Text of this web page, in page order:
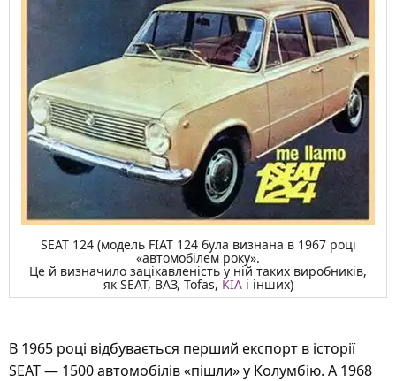
SEAT 124 (модель FIAT 124 була визнана в 1967 році
«автомобілем року».
Це й визначило зацікавленість у ній таких виробників,
як SEAT, ВАЗ, Tofas, KIAі інших)
В 1965 році відбувається перший експорт в історії
SEAT — 1500 автомобілів «пішли» у Колумбію. А 1968